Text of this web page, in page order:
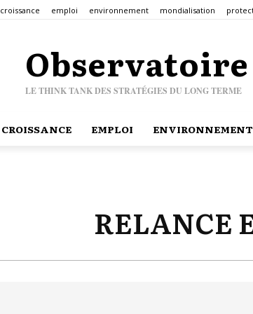
croissance emploi environnement mondialisation
LE THINK TANK DES STRATÉGIES DU LONG TERME
CROISSANCE EMPLOI ENVIRONNEMENT
RELANCE